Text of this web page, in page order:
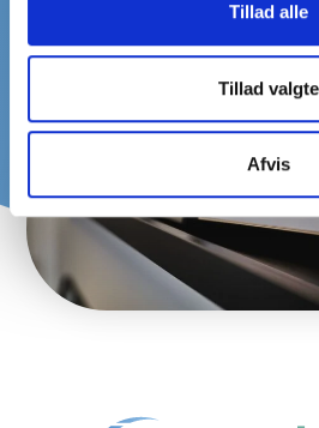
Tillad alle
Tillad valgte
Afvis